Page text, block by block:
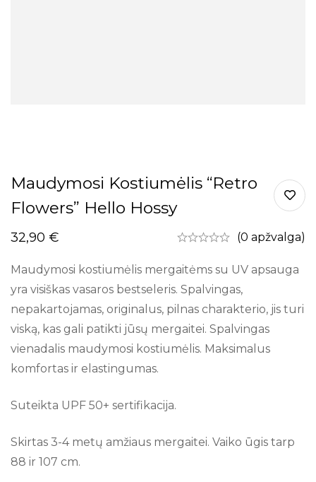
Maudymosi Kostiumėlis “Retro
Flowers” Hello Hossy
32,90 € (0 apžvalga)
Maudymosi kostiumėlis mergaitėms su UV apsauga
yra visiškas vasaros bestseleris. Spalvingas,
nepakartojamas, originalus, pilnas charakterio, jis turi
viską, kas gali patikti jūsų mergaitei. Spalvingas
vienadalis maudymosi kostiumėlis. Maksimalus
komfortas ir elastingumas.
Suteikta UPF 50+ sertifikacija.
Skirtas 3-4 metų amžiaus mergaitei. Vaiko ūgis tarp
88 ir 107 cm.